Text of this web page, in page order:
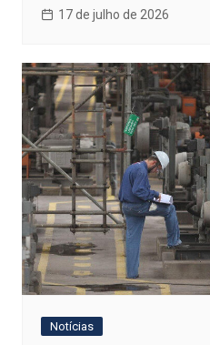
17 de julho de 2026
Notícias